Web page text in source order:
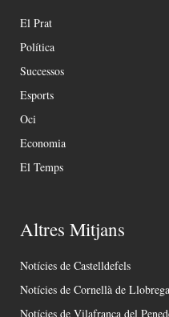
El Prat
Política
Successos
Esports
Oci
Economia
El Temps
Altres Mitjans
Notícies de Castelldefels
Notícies de Cornellà de
Notícies de Vilafranca del